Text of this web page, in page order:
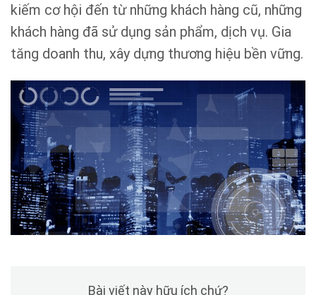
kiếm cơ hội đến từ những khách hàng cũ, những
khách hàng đã sử dụng sản phẩm, dịch vụ. Gia
tăng doanh thu, xây dựng thương hiệu bền vững.
Bài viết này hữu ích chứ?